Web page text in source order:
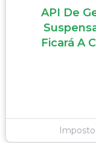
API De
Ficará A